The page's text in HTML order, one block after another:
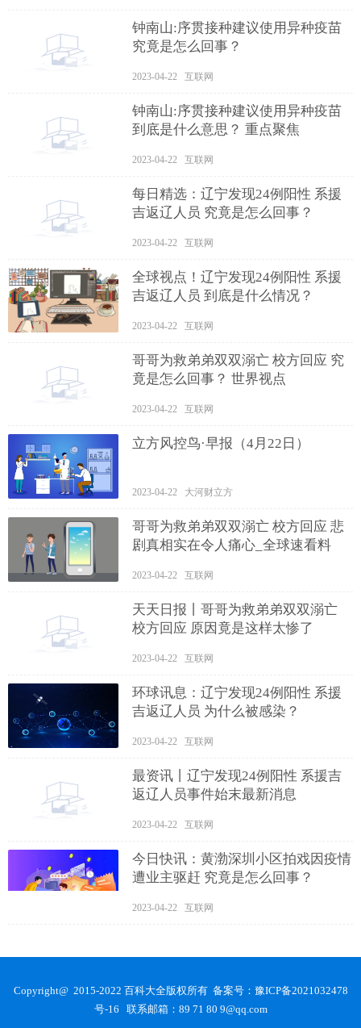
钟南山:序贯接种建议使用异种疫苗
究竟是怎么回事？
2023-04-22 互联网
钟南山:序贯接种建议使用异种疫苗
到底是什么意思？ 重点聚焦
2023-04-22 互联网
每日精选：辽宁发现24例阳性 系援
吉返辽人员 究竟是怎么回事？
2023-04-22 互联网
全球视点！辽宁发现24例阳性 系援
吉返辽人员 到底是什么情况？
2023-04-22 互联网
哥哥为救弟弟双双溺亡 校方回应 究
竟是怎么回事？ 世界视点
2023-04-22 互联网
立方风控鸟·早报（4月22日）
2023-04-22 大河财立方
哥哥为救弟弟双双溺亡 校方回应 悲
剧真相实在令人痛心_全球速看料
2023-04-22 互联网
天天日报丨哥哥为救弟弟双双溺亡
校方回应 原因竟是这样太惨了
2023-04-22 互联网
环球讯息：辽宁发现24例阳性 系援
吉返辽人员 为什么被感染？
2023-04-22 互联网
最资讯丨辽宁发现24例阳性 系援吉
返辽人员事件始末最新消息
2023-04-22 互联网
今日快讯：黄渤深圳小区拍戏因疫情
遭业主驱赶 究竟是怎么回事？
2023-04-22 互联网
Copyright@ 2015-2022 百科大全版权所有 备案号： 豫ICP备2021032478
号-16 联系邮箱：89 71 80 9@qq.com